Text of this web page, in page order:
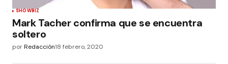
SHOWBIZ
Mark Tacher confirma que se encuentra
soltero
porRedacción18 febrero, 2020